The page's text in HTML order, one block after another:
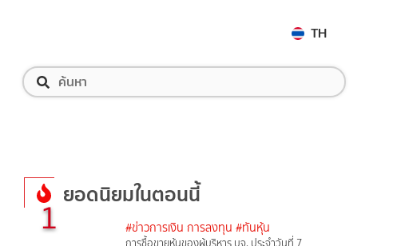
TH
ยอดนิยมในตอนนี้
1 #ข่าวการเงิน การลงทุน #ทันหุ้น